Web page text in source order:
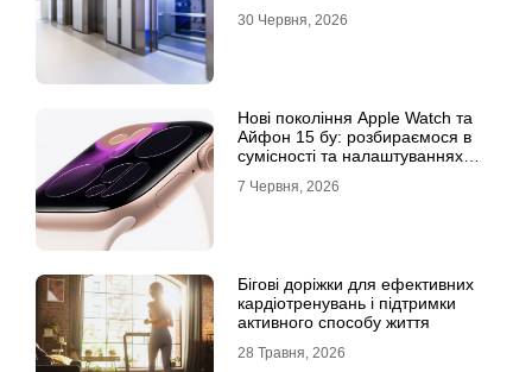
30 Червня, 2026
Нові покоління Apple Watch та
Айфон 15 бу: розбираємося в
сумісності та налаштуваннях
7 Червня, 2026
Бігові доріжки для ефективних
кардіотренувань і підтримки
активного способу життя
28 Травня, 2026